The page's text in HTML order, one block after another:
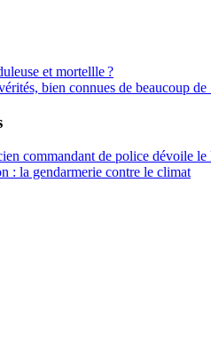
et mortellle ?
bien connues de beaucoup
commandant de police dévoile
: la gendarmerie contre le climat